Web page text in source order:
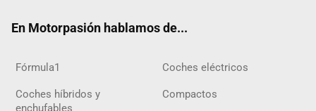
En Motorpasión hablamos de...
Fórmula1 Coches eléctricos
Coches híbridos y
enchufables
Compactos